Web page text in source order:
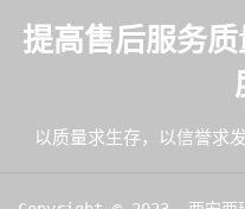
提高售后服务
以质量求生存，以信誉求